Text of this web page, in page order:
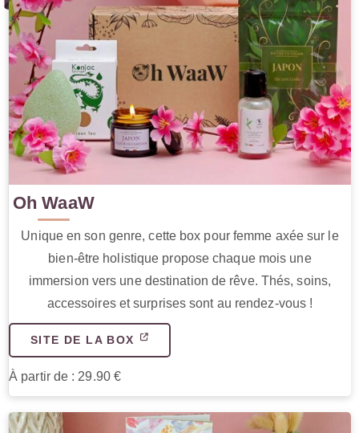
Oh WaaW
Unique en son genre, cette box pour femme axée sur le
bien-être holistique propose chaque mois une
immersion vers une destination de rêve. Thés, soins,
accessoires et surprises sont au rendez-vous !
SITE DE LA BOX
À partir de : 29.90 €